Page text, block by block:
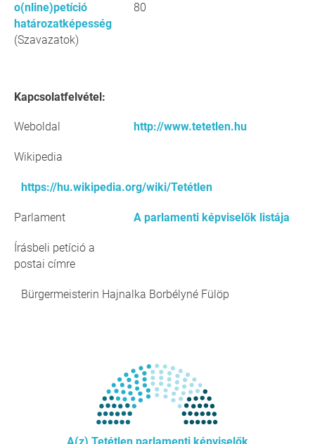
o(nline)petíció
határozatképesség
(Szavazatok)
80
Kapcsolatfelvétel:
Weboldal http://www.tetetlen.hu
Wikipedia
https://hu.wikipedia.org/wiki/Tetétlen
Parlament A parlamenti képviselők listája
Írásbeli petíció a
postai címre
Bürgermeisterin Hajnalka Borbélyné Fülöp